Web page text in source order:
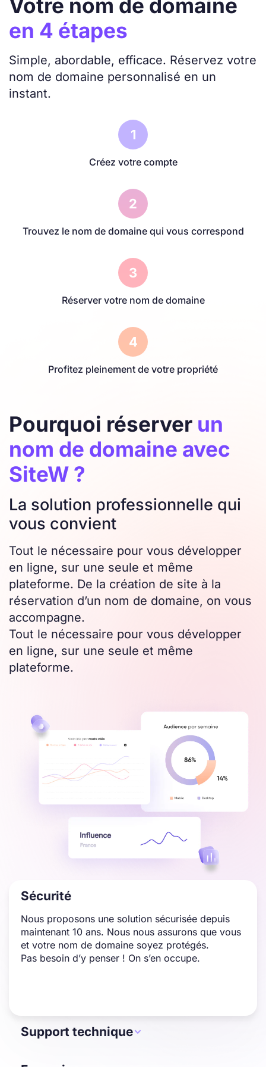
Votre nom de domaine
en 4 étapes
Simple, abordable, efficace. Réservez votre
nom de domaine personnalisé en un
instant.
1
Créez votre compte
2
Trouvez le nom de domaine qui vous correspond
3
Réserver votre nom de domaine
4
Profitez pleinement de votre propriété
Pourquoi réserver un
nom de domaine avec
SiteW ?
La solution professionnelle qui
vous convient
Tout le nécessaire pour vous développer
en ligne, sur une seule et même
plateforme. De la création de site à la
réservation d’un nom de domaine, on vous
accompagne.
Tout le nécessaire pour vous développer
en ligne, sur une seule et même
plateforme.
Sécurité
Nous proposons une solution sécurisée depuis
maintenant 10 ans. Nous nous assurons que vous
et votre nom de domaine soyez protégés.
Pas besoin d’y penser ! On s’en occupe.
Support technique